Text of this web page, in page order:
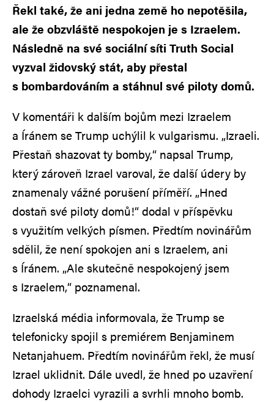
Řekl také, že ani jedna země ho nepotěšila,
ale že obzvláště nespokojen je s Izraelem.
Následně na své sociální síti Truth Social
vyzval židovský stát, aby přestal
s bombardováním a stáhnul své piloty domů.
V komentáři k dalším bojům mezi Izraelem
a Íránem se Trump uchýlil k vulgarismu. „Izraeli.
Přestaň shazovat ty bomby,“ napsal Trump,
který zároveň Izrael varoval, že další údery by
znamenaly vážné porušení příměří. „Hned
dostaň své piloty domů!“ dodal v příspěvku
s využitím velkých písmen. Předtím novinářům
sdělil, že není spokojen ani s Izraelem, ani
s Íránem. „Ale skutečně nespokojený jsem
s Izraelem,“ poznamenal.
Izraelská média informovala, že Trump se
telefonicky spojil s premiérem Benjaminem
Netanjahuem. Předtím novinářům řekl, že musí
Izrael uklidnit. Dále uvedl, že hned po uzavření
dohody Izraelci vyrazili a svrhli mnoho bomb.